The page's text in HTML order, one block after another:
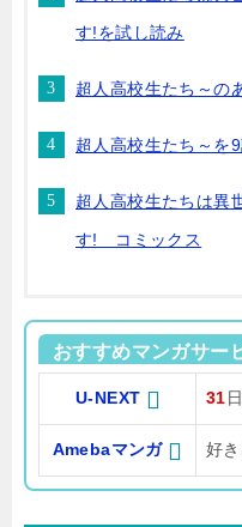
す!を試し読み
超人高校生たち～の
超人高校生たち～を
超人高校生たちは異
す! コミックス
おすすめマンガサー
U-NEXT 31
Amebaマンガ 好